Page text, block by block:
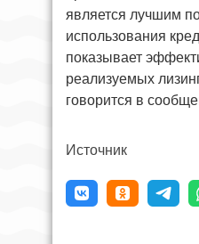
является лучшим
использования
показывает
реализуемых
говорится в
Источник